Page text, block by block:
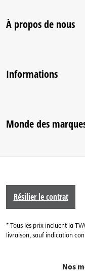
À propos de nous
Informations
Monde des
Résilier le contrat
* Tous les prix incluent la
livraison, sauf indication
Nos